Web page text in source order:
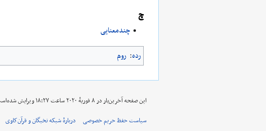
چ
چندمعنایی
رده: روم
این صفحه آخرین‌بار در ‏۸ فوریهٔ ۲۰۲۰ ساعت ‏۱۸:۲۷ ویرایش شده‌است.
سیاست حفظ حریم خصوصی
دربارهٔ شبکه نخبگان و قرآن‌کاوی